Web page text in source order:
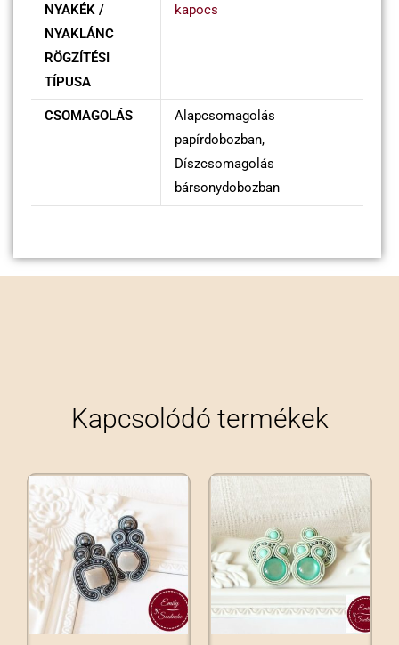
NYAKÉK /
NYAKLÁNC
RÖGZÍTÉSI
TÍPUSA
kapocs
CSOMAGOLÁS
Alapcsomagolás
papírdobozban,
Díszcsomagolás
bársonydobozban
Kapcsolódó termékek